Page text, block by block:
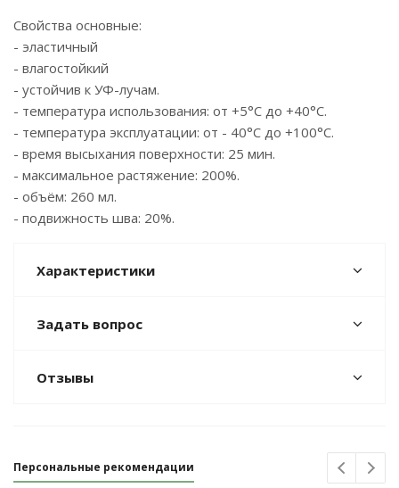
Свойства основные:
- эластичный
- влагостойкий
- устойчив к УФ-лучам.
- температура использования: от +5°С до +40°С.
- температура эксплуатации: от - 40°С до +100°С.
- время высыхания поверхности: 25 мин.
- максимальное растяжение: 200%.
- объём: 260 мл.
- подвижность шва: 20%.
Характеристики
Задать вопрос
Отзывы
Персональные рекомендации